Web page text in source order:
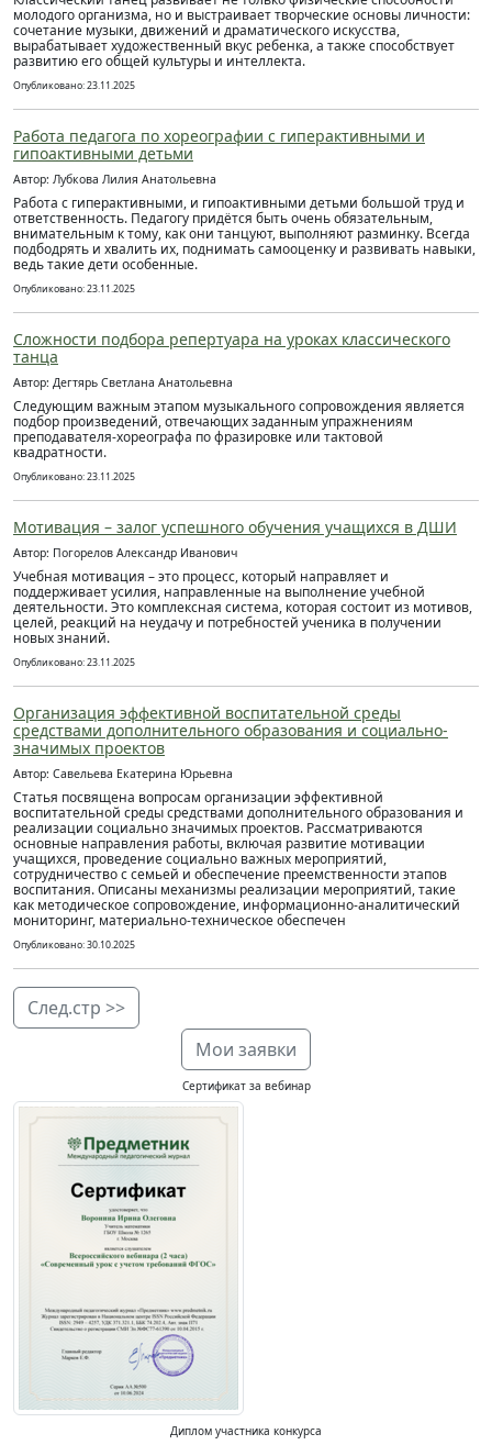
молодого организма, но и выстраивает творческие основы личности:
сочетание музыки, движений и драматического искусства,
вырабатывает художественный вкус ребенка, а также способствует
развитию его общей культуры и интеллекта.
Опубликовано: 23.11.2025
Работа педагога по хореографии с гиперактивными и
гипоактивными детьми
Автор: Лубкова Лилия Анатольевна
Работа с гиперактивными, и гипоактивными детьми большой труд и
ответственность. Педагогу придётся быть очень обязательным,
внимательным к тому, как они танцуют, выполняют разминку. Всегда
подбодрять и хвалить их, поднимать самооценку и развивать навыки,
ведь такие дети особенные.
Опубликовано: 23.11.2025
Сложности подбора репертуара на уроках классического
танца
Автор: Дегтярь Светлана Анатольевна
Следующим важным этапом музыкального сопровождения является
подбор произведений, отвечающих заданным упражнениям
преподавателя-хореографа по фразировке или тактовой
квадратности.
Опубликовано: 23.11.2025
Мотивация – залог успешного обучения учащихся в ДШИ
Автор: Погорелов Александр Иванович
Учебная мотивация – это процесс, который направляет и
поддерживает усилия, направленные на выполнение учебной
деятельности. Это комплексная система, которая состоит из мотивов,
целей, реакций на неудачу и потребностей ученика в получении
новых знаний.
Опубликовано: 23.11.2025
Организация эффективной воспитательной среды
средствами дополнительного образования и социально-
значимых проектов
Автор: Савельева Екатерина Юрьевна
Статья посвящена вопросам организации эффективной
воспитательной среды средствами дополнительного образования и
реализации социально значимых проектов. Рассматриваются
основные направления работы, включая развитие мотивации
учащихся, проведение социально важных мероприятий,
сотрудничество с семьей и обеспечение преемственности этапов
воспитания. Описаны механизмы реализации мероприятий, такие
как методическое сопровождение, информационно-аналитический
мониторинг, материально-техническое обеспечен
Опубликовано: 30.10.2025
След.стр >>
Мои заявки
Сертификат за вебинар
Диплом участника конкурса